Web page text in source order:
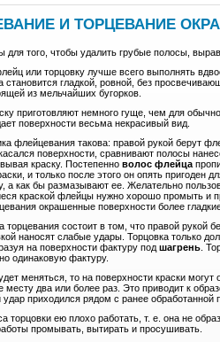
И ТОРЦЕВАНИЕ
для того, чтобы удалить грубые полосы,
или торцовку лучше всего выполнять
становится гладкой, ровной, без
из мельчайших бугорков.
приготовляют немного гуще, чем для
поверхности весьма некрасивый вид.
флейцевания такова: правой рукой берут
поверхности, сравнивают полосы
краску. Постепенно волос флейца
и только после этого он опять
а как бы размазывают ее. Желательно
краской флейцы нужно хорошо промыть и
окрашенные поверхности более
торцевания состоит в том, что правой рукой
наносят слабые удары. Торцовка только
на поверхности фактуру под шагрень .
одинаковую фактуру.
меняться, то на поверхности краски
месту два или более раз. Это приводит к
приходился рядом с ранее обработанной
торцовки ею плохо работать, т. е. она не
промывать, вытирать и просушивать.